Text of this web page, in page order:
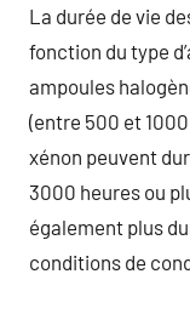
La durée de vie
fonction du type
ampoules
(entre 500 et
xénon peuvent
3000 heures ou
également plus
conditions de